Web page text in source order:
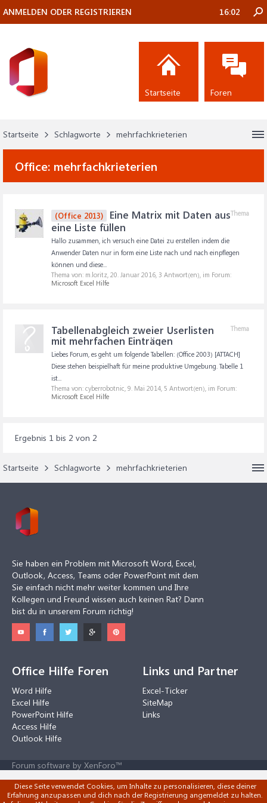
Startseite Schlagworte mehrfachkrieterien
Office: mehrfachkrieterien
Thema
(Office 2013)
Eine Matrix mit Daten aus
eine Liste füllen
Hallo zusammen, ich versuch eine Datei zu erstellen indem die
Anwender Daten nur in form eine Liste nach und nach einpflegen
können und diese...
Thema von: m.loritz, 20. Januar 2016, 3 Antwort(en), im Forum:
Microsoft Excel Hilfe
Thema
Tabellenabgleich zweier Userlisten
mit mehrfachen Einträgen
Liebes Forum, es geht um folgende Tabellen: (Office 2003) [ATTACH]
Diese stehen beispielhaft für meine produktive Umgebung. Tabelle 1
ist...
Thema von: cyberrobotnic, 9. Mai 2014, 5 Antwort(en), im Forum:
Microsoft Excel Hilfe
Ergebnis 1 bis 2 von 2
Startseite Schlagworte mehrfachkrieterien
ANMELDEN ODER REGISTRIEREN 16:02
Startseite Foren
Sie haben ein Problem mit Microsoft Word, Excel,
Outlook, Access, Teams oder PowerPoint mit dem
Sie einfach nicht mehr weiter kommen und Ihre
Kollegen und Freund wissen auch keinen Rat? Dann
bist du in unserem Forum richtig!
Office Hilfe Foren
Word Hilfe
Excel Hilfe
PowerPoint Hilfe
Access Hilfe
Outlook Hilfe
Links und Partner
Excel-Ticker
SiteMap
Links
Forum software by XenForo™
Diese Seite verwendet Cookies, um Inhalte zu personalisieren, diese deiner
Erfahrung anzupassen und dich nach der Registrierung angemeldet zu halten.